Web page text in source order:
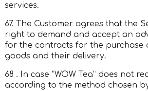
services.
67. The Customer agrees that the
right to demand and accept an
for the contracts for the purchase
goods and their delivery.
68 . In case “WOW Tea” does not
according to the method chosen